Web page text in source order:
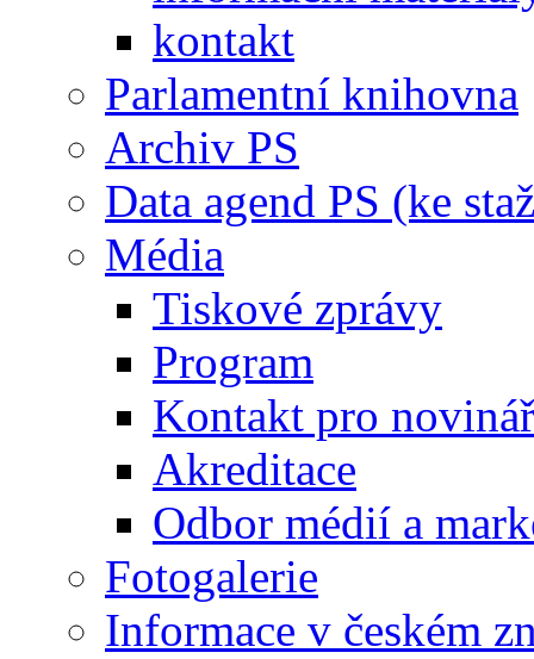
kontakt
Parlamentní knihovna
Archiv PS
Data agend PS (ke
Média
Tiskové zprávy
Program
Kontakt pro
Akreditace
Odbor médií a
Fotogalerie
Informace v českém